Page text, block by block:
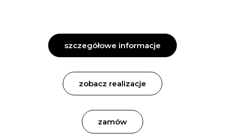
szczegółowe informacje
zobacz realizacje
zamów